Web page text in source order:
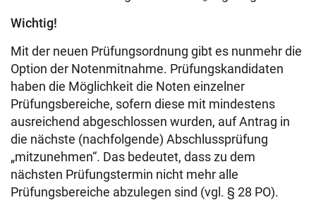
Wichtig!
Mit der neuen Prüfungsordnung gibt es nunmehr die
Option der Notenmitnahme. Prüfungskandidaten
haben die Möglichkeit die Noten einzelner
Prüfungsbereiche, sofern diese mit mindestens
ausreichend abgeschlossen wurden, auf Antrag in
die nächste (nachfolgende) Abschlussprüfung
„mitzunehmen“. Das bedeutet, dass zu dem
nächsten Prüfungstermin nicht mehr alle
Prüfungsbereiche abzulegen sind (vgl. § 28 PO).